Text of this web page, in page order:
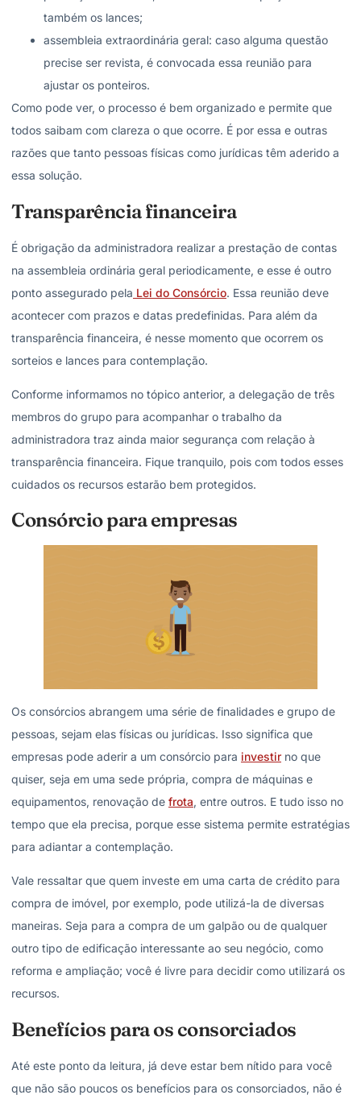
também os lances;
assembleia extraordinária geral: caso alguma questão
precise ser revista, é convocada essa reunião para
ajustar os ponteiros.
Como pode ver, o processo é bem organizado e permite que
todos saibam com clareza o que ocorre. É por essa e outras
razões que tanto pessoas físicas como jurídicas têm aderido a
essa solução.
Transparência financeira
É obrigação da administradora realizar a prestação de contas
na assembleia ordinária geral periodicamente, e esse é outro
ponto assegurado pela Lei do Consórcio. Essa reunião deve
acontecer com prazos e datas predefinidas. Para além da
transparência financeira, é nesse momento que ocorrem os
sorteios e lances para contemplação.
Conforme informamos no tópico anterior, a delegação de três
membros do grupo para acompanhar o trabalho da
administradora traz ainda maior segurança com relação à
transparência financeira. Fique tranquilo, pois com todos esses
cuidados os recursos estarão bem protegidos.
Consórcio para empresas
Os consórcios abrangem uma série de finalidades e grupo de
pessoas, sejam elas físicas ou jurídicas. Isso significa que
empresas pode aderir a um consórcio para investir no que
quiser, seja em uma sede própria, compra de máquinas e
equipamentos, renovação de frota, entre outros. E tudo isso no
tempo que ela precisa, porque esse sistema permite estratégias
para adiantar a contemplação.
Vale ressaltar que quem investe em uma carta de crédito para
compra de imóvel, por exemplo, pode utilizá-la de diversas
maneiras. Seja para a compra de um galpão ou de qualquer
outro tipo de edificação interessante ao seu negócio, como
reforma e ampliação; você é livre para decidir como utilizará os
recursos.
Benefícios para os consorciados
Até este ponto da leitura, já deve estar bem nítido para você
que não são poucos os benefícios para os consorciados, não é